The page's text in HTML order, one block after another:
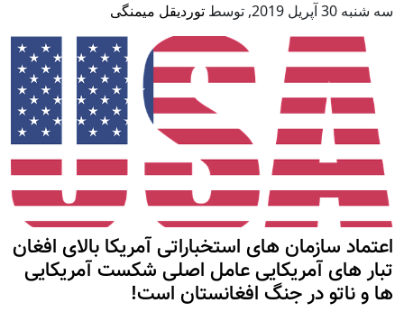
سه شنبه 30 آپریل 2019 , توسط توردیقل میمنگی
اعتماد سازمان های استخباراتی آمریکا بالای افغان
تبار های آمریکایی عامل اصلی شکست آمریکایی
ها و ناتو در جنگ افغانستان است!